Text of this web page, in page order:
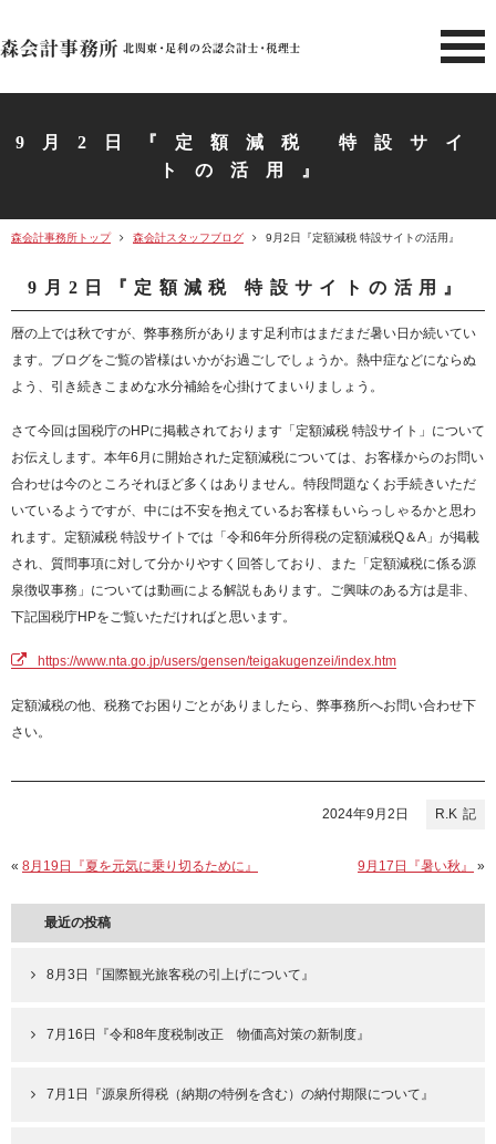
北関東 足利市の公認会計士・
9月2日『定額減税 特設サイ
トの活用』
森会計事務所トップ 森会計スタッフブログ 9月2日『定額減税 特設サイトの活用』
9月2日『定額減税 特設サイトの活用』
暦の上では秋ですが、弊事務所があります足利市はまだまだ暑い日か続いてい
ます。ブログをご覧の皆様はいかがお過ごしでしょうか。熱中症などにならぬ
よう、引き続きこまめな水分補給を心掛けてまいりましょう。
さて今回は国税庁のHPに掲載されております「定額減税 特設サイト」について
お伝えします。本年6月に開始された定額減税については、お客様からのお問い
合わせは今のところそれほど多くはありません。特段問題なくお手続きいただ
いているようですが、中には不安を抱えているお客様もいらっしゃるかと思わ
れます。定額減税 特設サイトでは「令和6年分所得税の定額減税Q＆A」が掲載
され、質問事項に対して分かりやすく回答しており、また「定額減税に係る源
泉徴収事務」については動画による解説もあります。ご興味のある方は是非、
下記国税庁HPをご覧いただければと思います。
https://www.nta.go.jp/users/gensen/teigakugenzei/index.htm
定額減税の他、税務でお困りごとがありましたら、弊事務所へお問い合わせ下
さい。
R.K
2024年9月2日
« 8月19日『夏を元気に乗り切るために』 9月17日『暑い秋』 »
最近の投稿
8月3日『国際観光旅客税の引上げについて』
7月16日『令和8年度税制改正 物価高対策の新制度』
7月1日『源泉所得税（納期の特例を含む）の納付期限について』